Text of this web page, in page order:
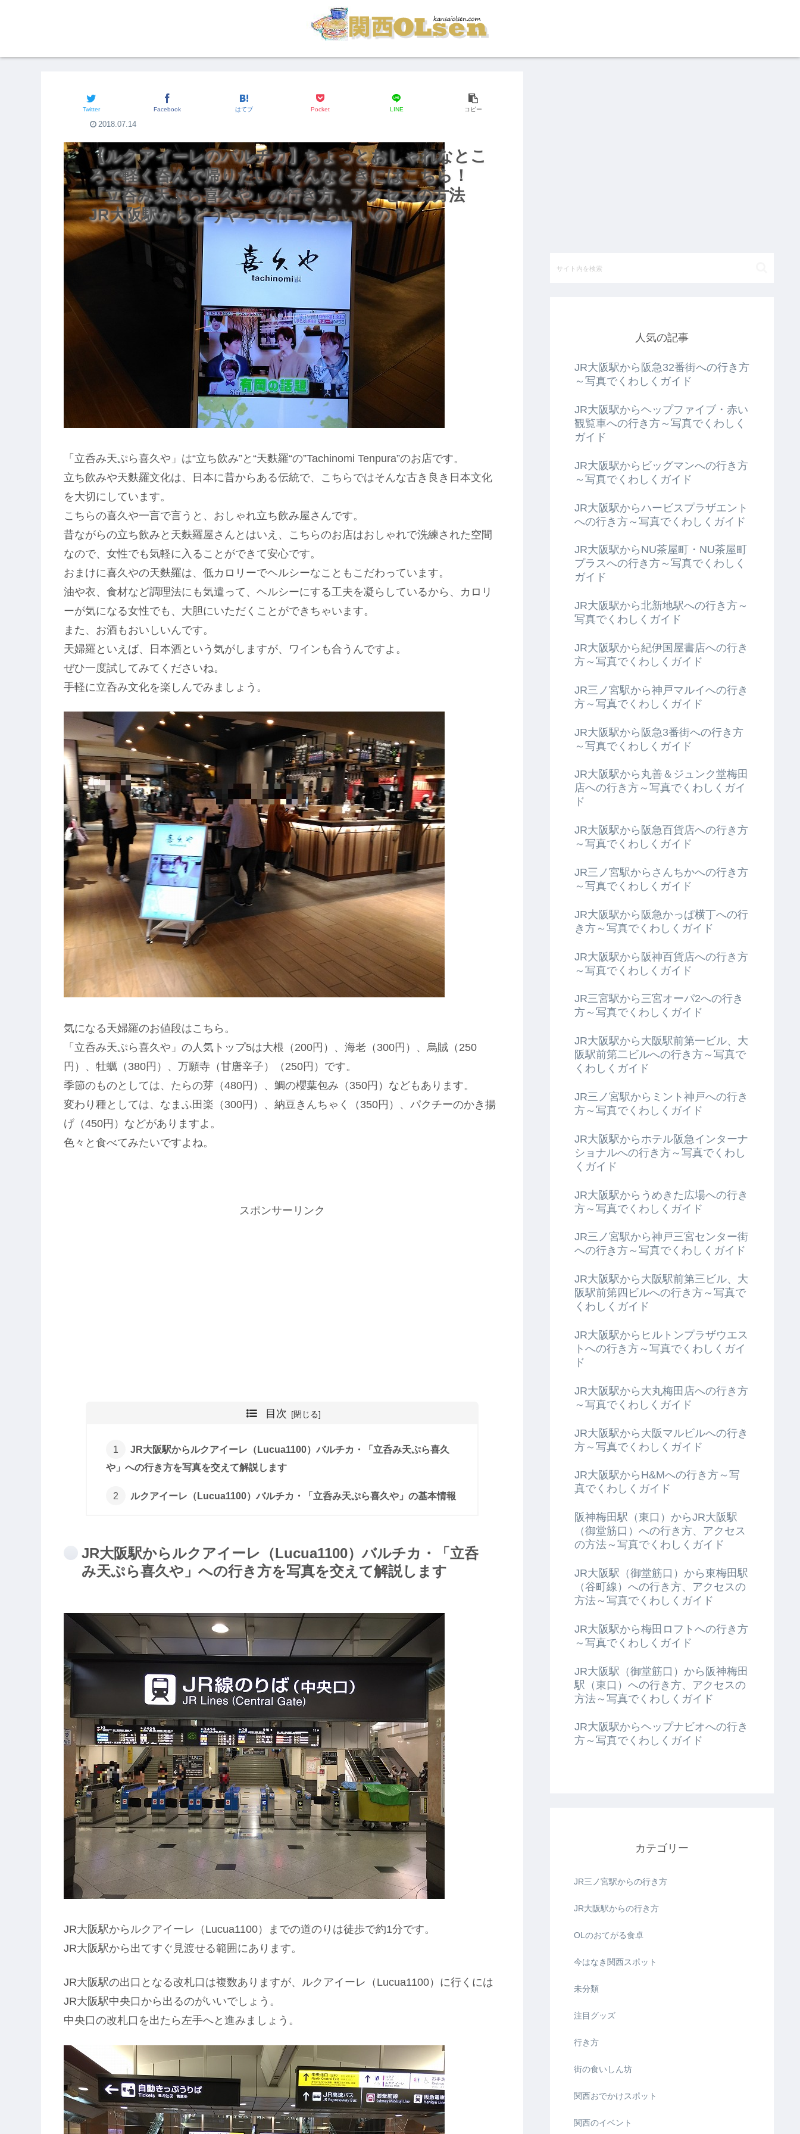
【ルクアイーレのバルチカ】ちょっとおしゃれなとこ
ろで軽く呑んで帰りたい！そんなときにはこちら！
「立呑み天ぷら喜久や」の行き方、アクセスの方法
JR大阪駅からどうやって行ったらいいの？
Twitter Facebook はてブ Pocket LINE コピー
2018.07.14
「立呑み天ぷら喜久や」は“立ち飲み”と“天麩羅“の”Tachinomi Tenpura”のお店です。
立ち飲みや天麩羅文化は、日本に昔からある伝統で、こちらではそんな古き良き日本文化
を大切にしています。
こちらの喜久や一言で言うと、おしゃれ立ち飲み屋さんです。
昔ながらの立ち飲みと天麩羅屋さんとはいえ、こちらのお店はおしゃれで洗練された空間
なので、女性でも気軽に入ることができて安心です。
おまけに喜久やの天麩羅は、低カロリーでヘルシーなこともこだわっています。
油や衣、食材など調理法にも気遣って、ヘルシーにする工夫を凝らしているから、カロリ
ーが気になる女性でも、大胆にいただくことができちゃいます。
また、お酒もおいしいんです。
天婦羅といえば、日本酒という気がしますが、ワインも合うんですよ。
ぜひ一度試してみてくださいね。
手軽に立呑み文化を楽しんでみましょう。
気になる天婦羅のお値段はこちら。
「立呑み天ぷら喜久や」の人気トップ5は大根（200円）、海老（300円）、烏賊（250
円）、牡蠣（380円）、万願寺（甘唐辛子）（250円）です。
季節のものとしては、たらの芽（480円）、鯛の櫻葉包み（350円）などもあります。
変わり種としては、なまふ田楽（300円）、納豆きんちゃく（350円）、パクチーのかき揚
げ（450円）などがありますよ。
色々と食べてみたいですよね。
スポンサーリンク
目次
JR大阪駅からルクアイーレ（Lucua1100）バルチカ・「立呑み天ぷら喜久
や」への行き方を写真を交えて解説します
ルクアイーレ（Lucua1100）バルチカ・「立呑み天ぷら喜久や」の基本情報
JR大阪駅からルクアイーレ（Lucua1100）バルチカ・「立呑
み天ぷら喜久や」への行き方を写真を交えて解説します
JR大阪駅からルクアイーレ（Lucua1100）までの道のりは徒歩で約1分です。
JR大阪駅から出てすぐ見渡せる範囲にあります。
JR大阪駅の出口となる改札口は複数ありますが、ルクアイーレ（Lucua1100）に行くには
JR大阪駅中央口から出るのがいいでしょう。
中央口の改札口を出たら左手へと進みましょう。
人気の記事
JR大阪駅から阪急32番街への行き方
～写真でくわしくガイド
JR大阪駅からヘップファイブ・赤い
観覧車への行き方～写真でくわしく
ガイド
JR大阪駅からビッグマンへの行き方
～写真でくわしくガイド
JR大阪駅からハービスプラザエント
への行き方～写真でくわしくガイド
JR大阪駅からNU茶屋町・NU茶屋町
プラスへの行き方～写真でくわしく
ガイド
JR大阪駅から北新地駅への行き方～
写真でくわしくガイド
JR大阪駅から紀伊国屋書店への行き
方～写真でくわしくガイド
JR三ノ宮駅から神戸マルイへの行き
方～写真でくわしくガイド
JR大阪駅から阪急3番街への行き方
～写真でくわしくガイド
JR大阪駅から丸善＆ジュンク堂梅田
店への行き方～写真でくわしくガイ
ド
JR大阪駅から阪急百貨店への行き方
～写真でくわしくガイド
JR三ノ宮駅からさんちかへの行き方
～写真でくわしくガイド
JR大阪駅から阪急かっぱ横丁への行
き方～写真でくわしくガイド
JR大阪駅から阪神百貨店への行き方
～写真でくわしくガイド
JR三宮駅から三宮オーパ2への行き
方～写真でくわしくガイド
JR大阪駅から大阪駅前第一ビル、大
阪駅前第二ビルへの行き方～写真で
くわしくガイド
JR三ノ宮駅からミント神戸への行き
方～写真でくわしくガイド
JR大阪駅からホテル阪急インターナ
ショナルへの行き方～写真でくわし
くガイド
JR大阪駅からうめきた広場への行き
方～写真でくわしくガイド
JR三ノ宮駅から神戸三宮センター街
への行き方～写真でくわしくガイド
JR大阪駅から大阪駅前第三ビル、大
阪駅前第四ビルへの行き方～写真で
くわしくガイド
JR大阪駅からヒルトンプラザウエス
トへの行き方～写真でくわしくガイ
ド
JR大阪駅から大丸梅田店への行き方
～写真でくわしくガイド
JR大阪駅から大阪マルビルへの行き
方～写真でくわしくガイド
JR大阪駅からH&Mへの行き方～写
真でくわしくガイド
阪神梅田駅（東口）からJR大阪駅
（御堂筋口）への行き方、アクセス
の方法～写真でくわしくガイド
JR大阪駅（御堂筋口）から東梅田駅
（谷町線）への行き方、アクセスの
方法～写真でくわしくガイド
JR大阪駅から梅田ロフトへの行き方
～写真でくわしくガイド
JR大阪駅（御堂筋口）から阪神梅田
駅（東口）への行き方、アクセスの
方法～写真でくわしくガイド
JR大阪駅からヘップナビオへの行き
方～写真でくわしくガイド
カテゴリー
JR三ノ宮駅からの行き方
JR大阪駅からの行き方
OLのおてがる食卓
今はなき関西スポット
未分類
注目グッズ
行き方
街の食いしん坊
関西おでかけスポット
関西のイベント